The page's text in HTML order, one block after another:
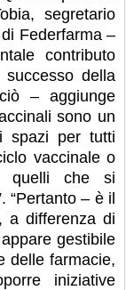
segretario
Federfarma –
contributo
della
– aggiunge
sono un
spazi per tutti
vaccinale o
quelli che si
“Pertanto – è il
a differenza di
gestibile
delle farmacie,
iniziative